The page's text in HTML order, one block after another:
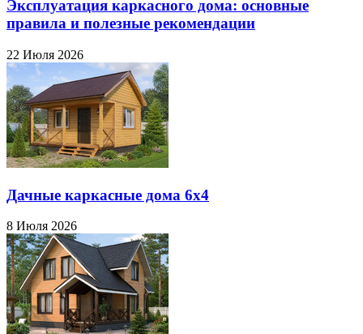
Эксплуатация каркасного дома: основные
правила и полезные рекомендации
22 Июля 2026
Дачные каркасные дома 6х4
8 Июля 2026